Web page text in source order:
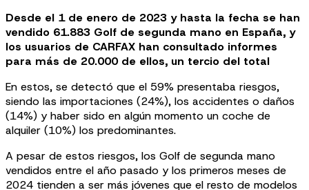
Desde el 1 de enero de 2023 y hasta la fecha se han
vendido 61.883 Golf de segunda mano en España, y
los usuarios de CARFAX han consultado informes
para más de 20.000 de ellos, un tercio del total
En estos, se detectó que el 59% presentaba riesgos,
siendo las importaciones (24%), los accidentes o daños
(14%) y haber sido en algún momento un coche de
alquiler (10%) los predominantes.
A pesar de estos riesgos, los Golf de segunda mano
vendidos entre el año pasado y los primeros meses de
2024 tienden a ser más jóvenes que el resto de modelos